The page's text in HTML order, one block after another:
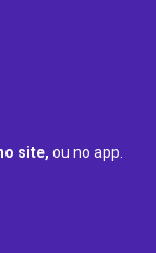
site, ou no app.